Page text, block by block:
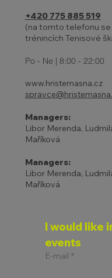
+420 775 885 519
(na tomto telefonu
trénincích Tenisové
Po - Ne | 8:00 - 22:00
www.hristemasna.cz
Managers:
Libor Merenda,
Maříková
Managers:
Libor Merenda,
Maříková
I would like
events
E-mail *